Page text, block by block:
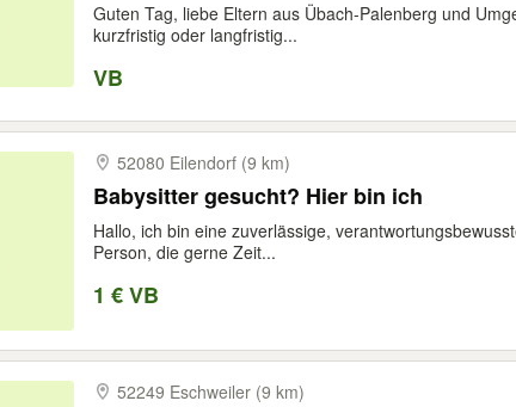
Guten Tag, liebe Eltern aus Übach-Palenberg und
kurzfristig oder langfristig...
VB
52080 Eilendorf (9 km)
Babysitter gesucht? Hier bin ich
Hallo, ich bin eine zuverlässige,
Person, die gerne Zeit...
1 € VB
52249 Eschweiler (9 km)